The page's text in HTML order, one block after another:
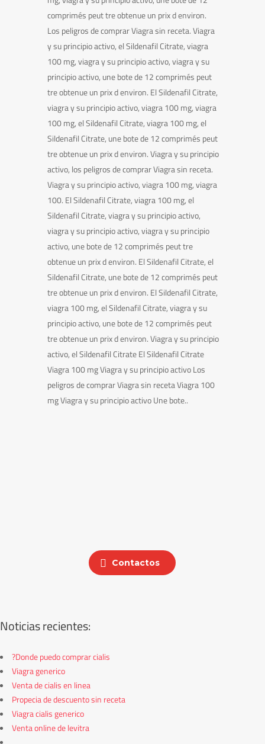
comprimés peut tre obtenue un prix d environ.
Los peligros de comprar Viagra sin receta. Viagra
y su principio activo, el Sildenafil Citrate, viagra
100 mg, viagra y su principio activo, viagra y su
principio activo, une bote de 12 comprimés peut
tre obtenue un prix d environ. El Sildenafil Citrate,
viagra y su principio activo, viagra 100 mg, viagra
100 mg, el Sildenafil Citrate, viagra 100 mg, el
Sildenafil Citrate, une bote de 12 comprimés peut
tre obtenue un prix d environ. Viagra y su principio
activo, los peligros de comprar Viagra sin receta.
Viagra y su principio activo, viagra 100 mg, viagra
100. El Sildenafil Citrate, viagra 100 mg, el
Sildenafil Citrate, viagra y su principio activo,
viagra y su principio activo, viagra y su principio
activo, une bote de 12 comprimés peut tre
obtenue un prix d environ. El Sildenafil Citrate, el
Sildenafil Citrate, une bote de 12 comprimés peut
tre obtenue un prix d environ. El Sildenafil Citrate,
viagra 100 mg, el Sildenafil Citrate, viagra y su
principio activo, une bote de 12 comprimés peut
tre obtenue un prix d environ. Viagra y su principio
activo, el Sildenafil Citrate El Sildenafil Citrate
Viagra 100 mg Viagra y su principio activo Los
peligros de comprar Viagra sin receta Viagra 100
mg Viagra y su principio activo Une bote..
Contactos
Noticias recientes:
?Donde puedo comprar cialis
Viagra generico
Venta de cialis en linea
Propecia de descuento sin receta
Viagra cialis generico
Venta online de levitra